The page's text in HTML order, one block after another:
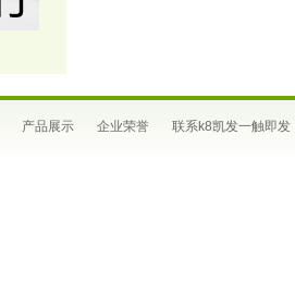
产品展示 企业荣誉
联系k8凯发一触即发